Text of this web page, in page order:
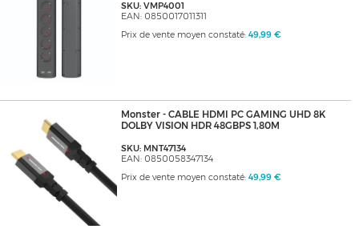
SKU: VMP4001
EAN: 0850017011311
Prix de vente moyen constaté: 49,99 €
Monster - CABLE HDMI PC GAMING UHD 8K
DOLBY VISION HDR 48GBPS 1,80M
SKU: MNT47134
EAN: 0850058347134
Prix de vente moyen constaté: 49,99 €